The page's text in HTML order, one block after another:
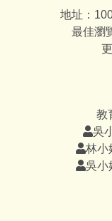
地址：
最佳瀏
教
吳
林小
吳小